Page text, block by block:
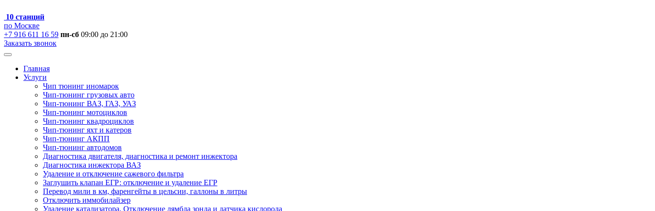
10 станций
по Москве
+7 916 611 16 59 пн-сб 09:00 до 21:00
Заказать звонок
Главная
Услуги
Чип тюнинг иномарок
Чип-тюнинг грузовых авто
Чип-тюнинг ВАЗ, ГАЗ, УАЗ
Чип-тюнинг мотоциклов
Чип-тюнинг квадроциклов
Чип-тюнинг яхт и катеров
Чип-тюнинг АКПП
Чип-тюнинг автодомов
Диагностика двигателя, диагностика и ремонт инжектора
Диагностика инжектора ВАЗ
Удаление и отключение сажевого фильтра
Заглушить клапан ЕГР: отключение и удаление ЕГР
Перевод мили в км, фаренгейты в цельсии, галлоны в литры
Отключить иммобилайзер
Удаление катализатора. Отключение лямбда зонда и датчика кислорода